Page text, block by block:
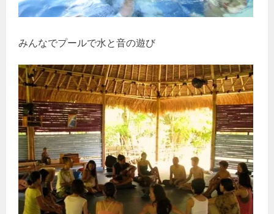
みんなでプールで水と音の遊び